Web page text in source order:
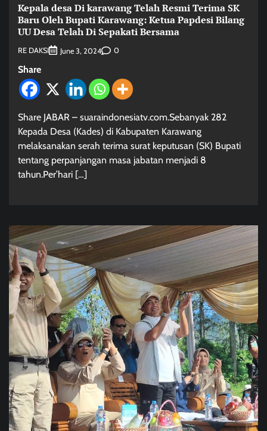
Kepala desa Di karawang Telah Resmi Terima SK
Baru Oleh Bupati Karawang: Ketua Papdesi Bilang
UU Desa Telah Di Sepakati Bersama
RE DAKSI June 3, 2024 0
Share
Share JABAR – suaraindonesiatv.com.Sebanyak 282
Kepada Desa (Kades) di Kabupaten Karawang
melaksanakan serah terima surat keputusan (SK) Bupati
tentang perpanjangan masa jabatan menjadi 8
tahun.Per’hari […]